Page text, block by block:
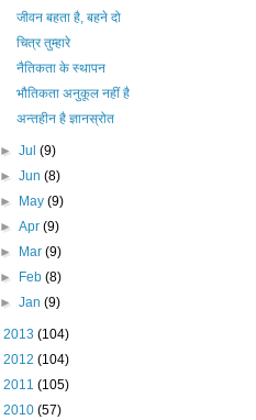
जीवन बहता है, बहने दो
चित्र तुम्हारे
नैतिकता के स्थापन
भौतिकता अनुकूल नहीं है
अन्तहीन है ज्ञानस्रोत
►Jul(9)
►Jun(8)
►
May(9)
►Apr(9)
►
Mar(9)
►
Feb(8)
►Jan(9)
2013 (104)
2012 (104)
2011 (105)
2010 (57)